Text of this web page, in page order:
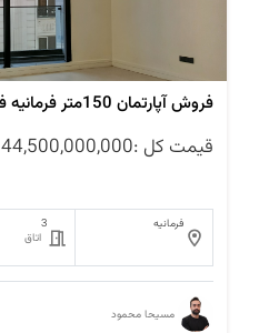
فروش آپارتمان 150متر فرمانیه فول امکانات
قیمت کل :44,500,000,000
فرمانیه
3
اتاق
مسیحا محمود